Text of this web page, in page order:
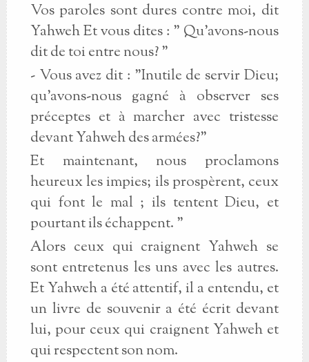
Vos paroles sont dures contre moi, dit
Yahweh Et vous dites : " Qu'avons-nous
dit de toi entre nous? "
- Vous avez dit : "Inutile de servir Dieu;
qu'avons-nous gagné à observer ses
préceptes et à marcher avec tristesse
devant Yahweh des armées?"
Et maintenant, nous proclamons
heureux les impies; ils prospèrent, ceux
qui font le mal ; ils tentent Dieu, et
pourtant ils échappent. "
Alors ceux qui craignent Yahweh se
sont entretenus les uns avec les autres.
Et Yahweh a été attentif, il a entendu, et
un livre de souvenir a été écrit devant
lui, pour ceux qui craignent Yahweh et
qui respectent son nom.